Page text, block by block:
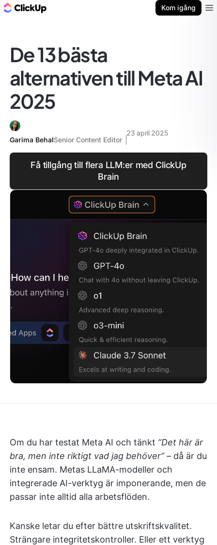
Kom igång
De 13 bästa
alternativen till Meta AI
2025
Garima BehalSenior Content Editor
23 april 2025
Få tillgång till flera LLM:er med ClickUp
Brain
Om du har testat Meta AI och tänkt ”Det här är
bra, men inte riktigt vad jag behöver”– då är du
inte ensam. Metas LLaMA-modeller och
integrerade AI-verktyg är imponerande, men de
passar inte alltid alla arbetsflöden.
Kanske letar du efter bättre utskriftskvalitet.
Strängare integritetskontroller. Eller ett verktyg